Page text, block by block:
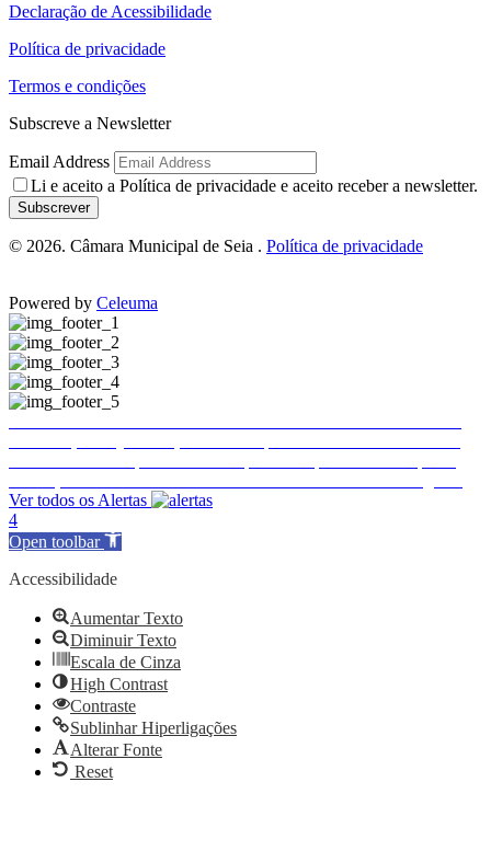
Declaração de Acessibilidade
Política de privacidade
Termos e condições
Subscreve a Newsletter
Email Address
Li e aceito a Política de privacidade e aceito receber a newsletter.
Subscrever
© 2026. Câmara Municipal de Seia . Política de privacidade
Powered by Celeuma
Ver todos os Alertas
4
Open toolbar
Accessibilidade
Aumentar Texto
Diminuir Texto
Escala de Cinza
High Contrast
Contraste
Sublinhar Hiperligações
Alterar Fonte
Reset